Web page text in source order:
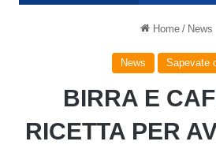
Home / News
News Sapevate
BIRRA E
RICETTA PER